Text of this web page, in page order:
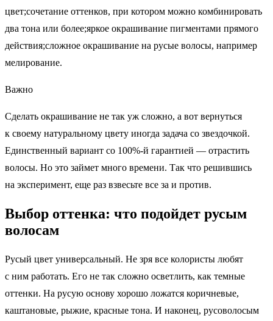
цвет;сочетание оттенков, при котором можно комбинировать
два тона или более;яркое окрашивание пигментами прямого
действия;сложное окрашивание на русые волосы, например
мелирование.
Важно
Сделать окрашивание не так уж сложно, а вот вернуться
к своему натуральному цвету иногда задача со звездочкой.
Единственный вариант со 100%-й гарантией — отрастить
волосы. Но это займет много времени. Так что решившись
на эксперимент, еще раз взвесьте все за и против.
Выбор оттенка: что подойдет русым
волосам
Русый цвет универсальный. Не зря все колористы любят
с ним работать. Его не так сложно осветлить, как темные
оттенки. На русую основу хорошо ложатся коричневые,
каштановые, рыжие, красные тона. И наконец, русоволосым